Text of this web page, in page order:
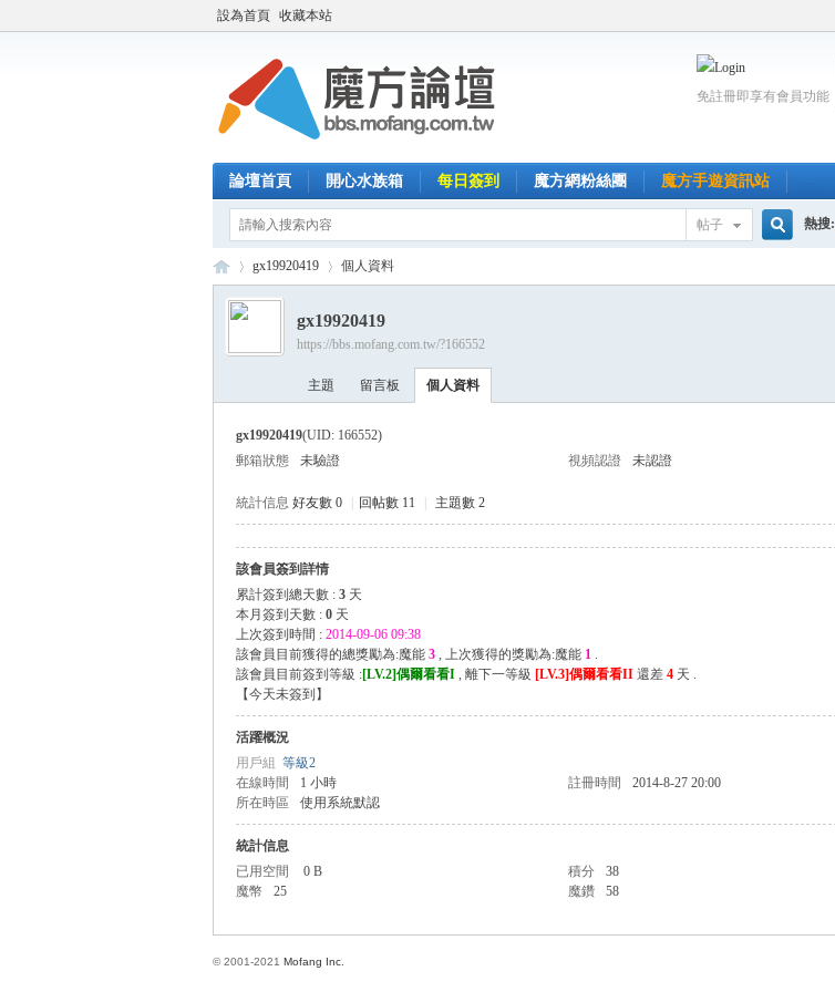
設為首頁 收藏本站
免註冊即享有會員功能
論壇首頁 開心水族箱 每日簽到 魔方網粉絲團 魔方手遊資訊站
帖子 熱搜:
›
gx19920419 個人資料
gx19920419
https://bbs.mofang.com.tw/?166552
主題 留言板 個人資料
gx19920419(UID: 166552)
郵箱狀態
未驗證 視頻認證 未認證
統計信息 好友數 0 回帖數 11 主題數 2
該會員簽到詳情
累計簽到總天數 : 3 天
本月簽到天數 : 0 天
上次簽到時間 : 2014-09-06 09:38
該會員目前獲得的總獎勵為:魔能 3 , 上次獲得的獎勵為:魔能 1 .
該會員目前簽到等級 :[LV.2]偶爾看看I , 離下一等級 [LV.3]偶爾看看II 還差 4 天 .
【今天未簽到 】
活躍概況
用戶組 等級2
在線時間
1 小時 註冊時間 2014-8-27 20:00
所在時區
使用系統默認
統計信息
已用空間
0 B 積分 38
魔幣
25 魔鑽 58
© 2001-2021 Mofang Inc.